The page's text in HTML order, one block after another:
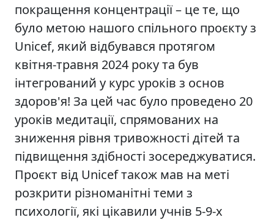
покращення концентрації – це те, що
було метою нашого спільного проєкту з
Unicef, який відбувався протягом
квітня-травня 2024 року та був
інтегрований у курс уроків з основ
здоров'я! За цей час було проведено 20
уроків медитації, спрямованих на
зниження рівня тривожності дітей та
підвищення здібності зосереджуватися.
Проєкт від Unicef також мав на меті
розкрити різноманітні теми з
психології, які цікавили учнів 5-9-х